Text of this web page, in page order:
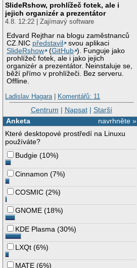
SlideRshow, prohlížeč fotek, ale i
jejich organizér a prezentátor
4.8. 12:22 | Zajímavý software
Edvard Rejthar na blogu zaměstnanců
CZ.NIC představil
svou aplikaci
SlideRshow
(GitHub ). Funguje jako
prohlížeč fotek, ale i jako jejich
organizér a prezentátor. Neinstaluje se,
běží přímo v prohlížeči. Bez serveru.
Offline.
Ladislav Hagara| Komentářů: 11
Centrum | Napsat| Starší
navrhněte »
Anketa
Které desktopové prostředí na Linuxu
používáte?
Budgie (10%)
Cinnamon (7%)
COSMIC (2%)
GNOME (18%)
KDE Plasma (30%)
LXQt (6%)
MATE (6%)